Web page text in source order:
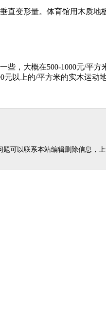
变形量。体育馆用木质
，大概在500-1000元/平
以上的/平方米的实木运
可以联系本站编辑删除信息，